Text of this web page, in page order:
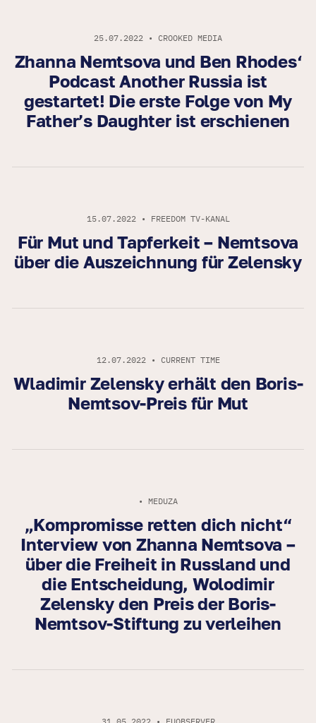
25.07.2022 • CROOKED MEDIA
Zhanna Nemtsova und Ben Rhodes‘
Podcast Another Russia ist
gestartet! Die erste Folge von My
Father’s Daughter ist erschienen
15.07.2022 • FREEDOM TV-KANAL
Für Mut und Tapferkeit – Nemtsova
über die Auszeichnung für Zelensky
12.07.2022 • CURRENT TIME
Wladimir Zelensky erhält den Boris-
Nemtsov-Preis für Mut
• MEDUZA
„Kompromisse retten dich nicht“
Interview von Zhanna Nemtsova –
über die Freiheit in Russland und
die Entscheidung, Wolodimir
Zelensky den Preis der Boris-
Nemtsov-Stiftung zu verleihen